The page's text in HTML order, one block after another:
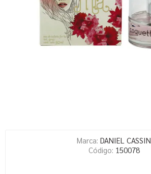
Marca: DANIEL CASSIN
Código: 150078